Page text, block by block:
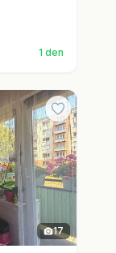
1 den
17